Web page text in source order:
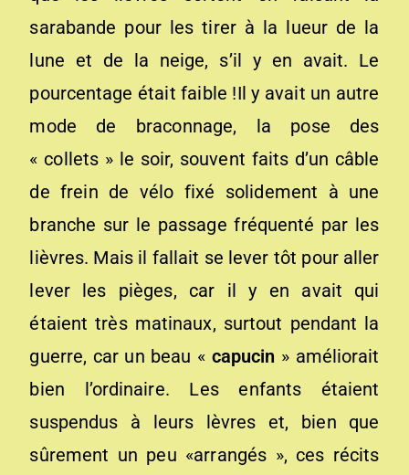
sarabande pour les tirer à la lueur de la
lune et de la neige, s’il y en avait. Le
pourcentage était faible !Il y avait un autre
mode de braconnage, la pose des
« collets » le soir, souvent faits d’un câble
de frein de vélo fixé solidement à une
branche sur le passage fréquenté par les
lièvres. Mais il fallait se lever tôt pour aller
lever les pièges, car il y en avait qui
étaient très matinaux, surtout pendant la
guerre, car un beau « capucin » améliorait
bien l’ordinaire. Les enfants étaient
suspendus à leurs lèvres et, bien que
sûrement un peu «arrangés », ces récits